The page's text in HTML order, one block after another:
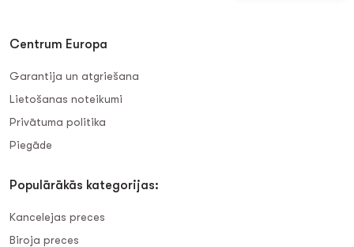
Centrum Europa
Garantija un atgriešana
Lietošanas noteikumi
Privātuma politika
Piegāde
Populārākās kategorijas:
Kancelejas preces
Biroja preces